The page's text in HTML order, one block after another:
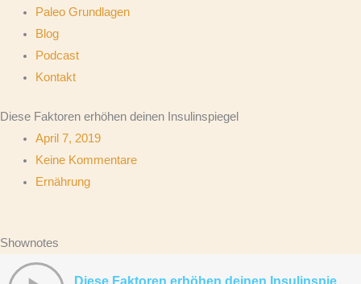
Paleo Grundlagen
Blog
Podcast
Kontakt
Diese Faktoren erhöhen deinen Insulinspiegel
April 7, 2019
Keine Kommentare
Ernährung
Shownotes